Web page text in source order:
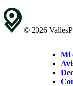
© 2026
Mi